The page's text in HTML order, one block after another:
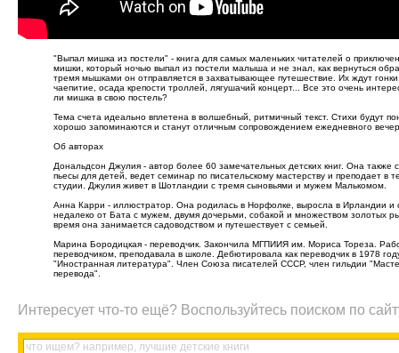
"Выпал мишка из постели" - книга для самых маленьких читателей о
мишки, который ночью выпал из постели малыша и не знал, как вернуться
тремя мышками он отправляется в захватывающее путешествие. Их ждут
чаепитие, осада крепости троллей, лягушачий концерт... Все это очень
ли мишка в свою постель?
Тема счета идеально вплетена в волшебный, ритмичный текст. Стихи будут
хорошо запоминаются и станут отличным сопровождением ежедневного
Об авторах
Дональдсон Джулия - автор более 60 замечательных детских книг. Она также
пьесы для детей, ведет семинар по писательскому мастерству и преподает в
студии. Джулия живет в Шотландии с тремя сыновьями и мужем Малькомом.
Анна Карри - иллюстратор. Она родилась в Норфолке, выросла в Ирландии и
недалеко от Бата с мужем, двумя дочерьми, собакой и множеством золотых
время она занимается садоводством и путешествует с семьей.
Марина Бородицкая - переводчик. Закончила МГПИИЯ им. Мориса Тореза.
переводчиком, преподавала в школе. Дебютировала как переводчик в 1978
"Иностранная литература". Член Союза писателей СССР, член гильдии
перевода".
Интересует что-то ещё? Воспользуйтесь поиском по